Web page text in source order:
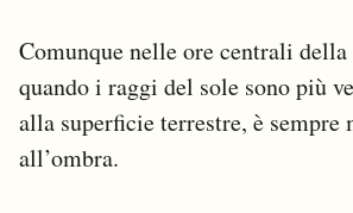
Comunque nelle ore centrali
quando i raggi del sole sono più
alla superficie terrestre, è sempre
all’ombra.